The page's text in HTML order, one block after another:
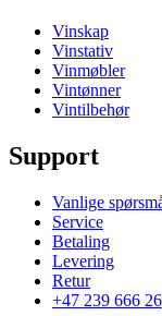
Vinskap
Vinstativ
Vinmøbler
Vintønner
Vintilbehør
Support
Vanlige
Service
Betaling
Levering
Retur
+47 239 666 26